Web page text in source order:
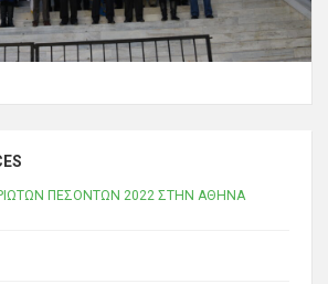
ΠΕΣΟΝΤΩΝ 2022 ΣΤΗΝ ΑΘΗΝΑ